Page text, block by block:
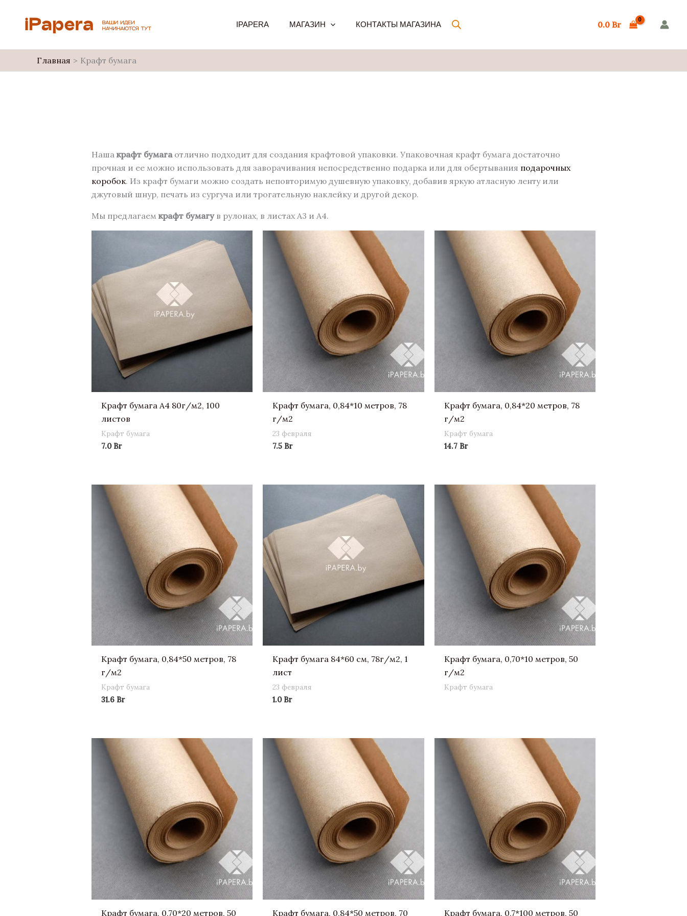
содержимому
IPAPERA МАГАЗИН КОНТАКТЫ МАГАЗИНА 0.0 Br
Главная Крафт бумага
Наша крафт бумагаотлично подходит для создания крафтовой упаковки. Упаковочная крафт бумага достаточно
прочная и ее можно использовать для заворачивания непосредственно подарка или для обертывания подарочных
коробок. Из крафт бумаги можно создать неповторимую душевную упаковку, добавив яркую атласную ленту или
джутовый шнур, печать из сургуча или трогательную наклейку и другой декор.
Мы предлагаем крафт бумагув рулонах, в листах A3 и A4.
Крафт бумага А4 80г/м2, 100
листов
Крафт бумага
7.0 Br
Крафт бумага, 0,84*10 метров, 78
г/м2
23 февраля
7.5 Br
Крафт бумага, 0,84*20 метров, 78
г/м2
Крафт бумага
14.7 Br
Крафт бумага, 0,84*50 метров, 78
г/м2
Крафт бумага
31.6 Br
Крафт бумага 84*60 см, 78г/м2, 1
лист
23 февраля
1.0 Br
Крафт бумага, 0,70*10 метров, 50
г/м2
Крафт бумага
Крафт бумага, 0,70*20 метров, 50
Крафт бумага, 0,84*50 метров, 70
Крафт бумага, 0,7*100 метров, 50